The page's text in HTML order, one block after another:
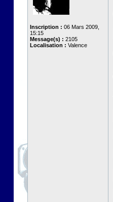
Inscription : 06 Mars 2009,
15:15
Message(s) : 2105
Localisation : Valence